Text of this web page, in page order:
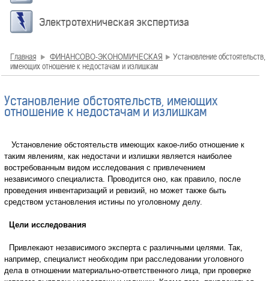
Электротехническая экспертиза
Главная ФИНАНСОВО-ЭКОНОМИЧЕСКАЯ
Установление обстоятельств,
имеющих отношение к недостачам и излишкам
Установление обстоятельств, имеющих
отношение к недостачам и излишкам
Установление обстоятельств имеющих какое-либо отношение к
таким явлениям, как недостачи и излишки является наиболее
востребованным видом исследования с привлечением
независимого специалиста. Проводится оно, как правило, после
проведения инвентаризаций и ревизий, но может также быть
средством установления истины по уголовному делу.
Цели исследования
Привлекают независимого эксперта с различными целями. Так,
например, специалист необходим при расследовании уголовного
дела в отношении материально-ответственного лица, при проверке